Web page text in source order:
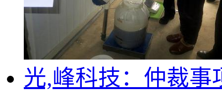
光,峰科技：仲裁